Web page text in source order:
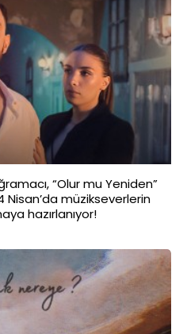
“Olur mu Yeniden”
Nisan’da müzikseverlerin
hazırlanıyor!